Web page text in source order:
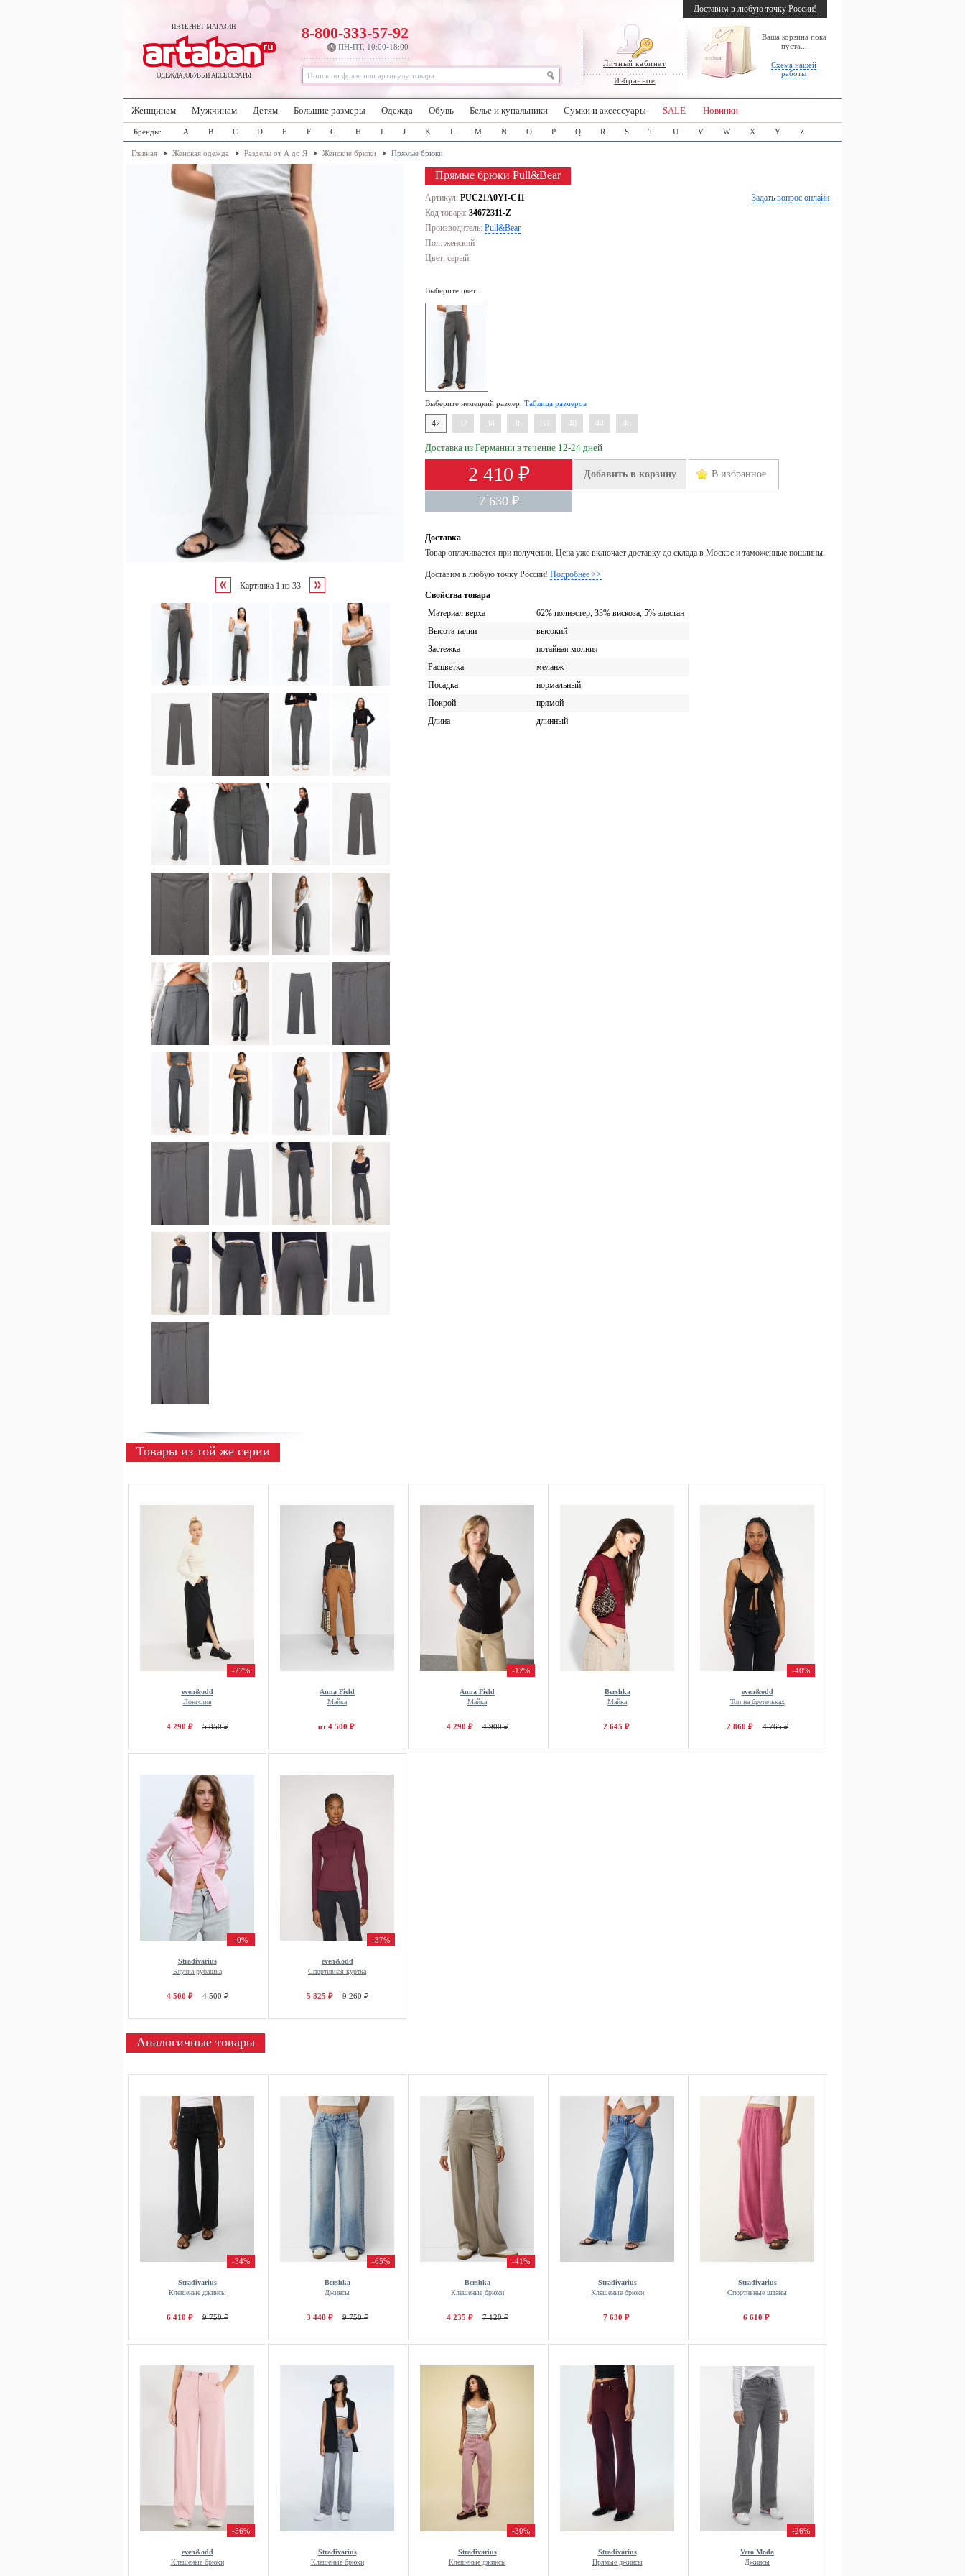
ИНТЕРНЕТ-МАГАЗИН
ОДЕЖДА, ОБУВЬ И АКСЕССУАРЫ
Личный кабинет
Избранное
Ваша корзина пока
пуста...
Схема нашей
работы
8-800-333-57-92
ПН-ПТ, 10:00-18:00
Доставим в любую точку России!
Женщинам Мужчинам Детям Большие размеры Одежда Обувь Белье и купальники Сумки и аксессуары SALE Новинки
Бренды: A B C D E F G H I J K L M N O P Q R S T U V W X Y Z
Главная Женская одежда Разделы от А до Я Женские брюки Прямые брюки
Картинка 1 из 33
Прямые брюки Pull&Bear
Задать вопрос онлайн
Артикул: PUC21A0YI-C11
Код товара: 34672311-Z
Производитель: Pull&Bear
Пол: женский
Цвет: серый
Выберите цвет:
Выберите немецкий размер: Таблица размеров
42 32 34 36 40 44 46
Доставка из Германии в течение 12-24 дней
2 410 ₽ Добавить в корзину В избранное
7 630 ₽
Доставка
Товар оплачивается при получении. Цена уже включает доставку до склада в Москве и таможенные пошлины.
Доставим в любую точку России! Подробнее >>
Свойства товара
Материал верха
62% полиэстер, 33% вискоза, 5% эластан
Высота талии
высокий
Застежка
потайная молния
Расцветка
меланж
Посадка
нормальный
Покрой
прямой
Длина
длинный
Товары из той же серии
-27%
even&odd
Лонгслив
4 290 ₽ 5 850 ₽
Anna Field
Майка
от 4 500 ₽
-12%
Anna Field
Майка
4 290 ₽ 4 900 ₽
Bershka
Майка
2 645 ₽
-40%
even&odd
Топ на бретельках
2 860 ₽ 4 765 ₽
-0%
Stradivarius
Блузка-рубашка
4 500 ₽ 4 500 ₽
-37%
even&odd
Спортивная куртка
5 825 ₽ 9 260 ₽
Аналогичные товары
-34%
Stradivarius
Клешеные джинсы
6 410 ₽ 9 750 ₽
-65%
Bershka
Джинсы
3 440 ₽ 9 750 ₽
-41%
Bershka
Клешеные брюки
4 235 ₽ 7 120 ₽
Stradivarius
Клешеные брюки
7 630 ₽
Stradivarius
Спортивные штаны
6 610 ₽
-56%
even&odd
Клешеные брюки
Stradivarius
Клешеные брюки
-30%
Stradivarius
Клешеные джинсы
Stradivarius
Прямые джинсы
-26%
Vero Moda
Джинсы